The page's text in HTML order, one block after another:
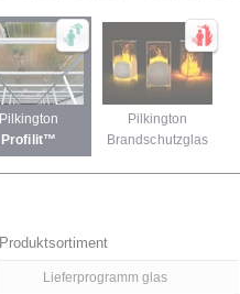
Pilkington
Profilit™
Pilkington
Brandschutzglas
Produktsortiment
Lieferprogramm glas